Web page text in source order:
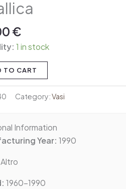
€
1 in stock
TO CART
Category:Vasi
Information
Year: 1990
Altro
1960-1990